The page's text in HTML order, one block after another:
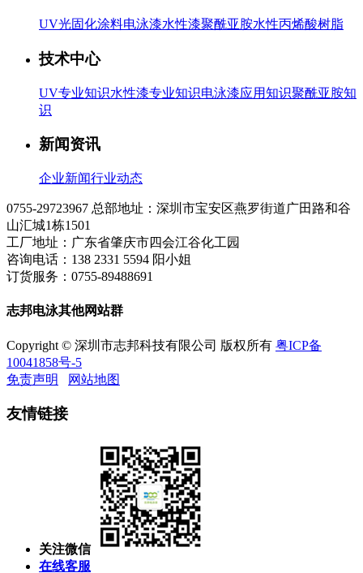
UV光固化涂料电泳漆水性漆聚酰亚胺水性丙烯酸树脂
技术中心
UV专业知识水性漆专业知识电泳漆应用知识聚酰亚胺知
识
新闻资讯
企业新闻行业动态
0755-29723967 总部地址：深圳市宝安区燕罗街道广田路和谷
山汇城1栋1501
工厂地址：广东省肇庆市四会江谷化工园
咨询电话：138 2331 5594 阳小姐
订货服务：0755-89488691
志邦电泳其他网站群
Copyright © 深圳市志邦科技有限公司 版权所有 粤ICP备
10041858号-5
免责声明
网站地图
友情链接
关注微信
在线客服